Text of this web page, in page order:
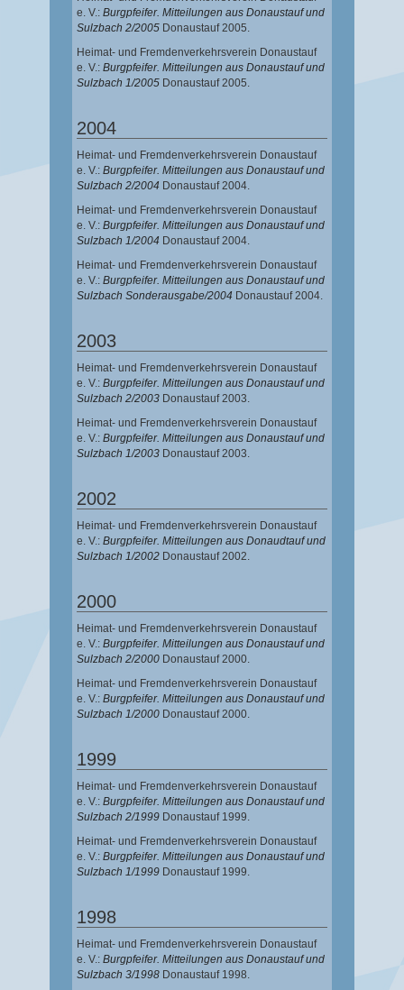
e. V.: Burgpfeifer. Mitteilungen aus Donaustauf und
Sulzbach 2/2005 Donaustauf 2005.
Heimat- und Fremdenverkehrsverein Donaustauf
e. V.: Burgpfeifer. Mitteilungen aus Donaustauf und
Sulzbach 1/2005 Donaustauf 2005.
2004
Heimat- und Fremdenverkehrsverein Donaustauf
e. V.: Burgpfeifer. Mitteilungen aus Donaustauf und
Sulzbach 2/2004 Donaustauf 2004.
Heimat- und Fremdenverkehrsverein Donaustauf
e. V.: Burgpfeifer. Mitteilungen aus Donaustauf und
Sulzbach 1/2004 Donaustauf 2004.
Heimat- und Fremdenverkehrsverein Donaustauf
e. V.: Burgpfeifer. Mitteilungen aus Donaustauf und
Sulzbach Sonderausgabe/2004 Donaustauf 2004.
2003
Heimat- und Fremdenverkehrsverein Donaustauf
e. V.: Burgpfeifer. Mitteilungen aus Donaustauf und
Sulzbach 2/2003 Donaustauf 2003.
Heimat- und Fremdenverkehrsverein Donaustauf
e. V.: Burgpfeifer. Mitteilungen aus Donaustauf und
Sulzbach 1/2003 Donaustauf 2003.
2002
Heimat- und Fremdenverkehrsverein Donaustauf
e. V.: Burgpfeifer. Mitteilungen aus Donaudtauf und
Sulzbach 1/2002 Donaustauf 2002.
2000
Heimat- und Fremdenverkehrsverein Donaustauf
e. V.: Burgpfeifer. Mitteilungen aus Donaustauf und
Sulzbach 2/2000 Donaustauf 2000.
Heimat- und Fremdenverkehrsverein Donaustauf
e. V.: Burgpfeifer. Mitteilungen aus Donaustauf und
Sulzbach 1/2000 Donaustauf 2000.
1999
Heimat- und Fremdenverkehrsverein Donaustauf
e. V.: Burgpfeifer. Mitteilungen aus Donaustauf und
Sulzbach 2/1999 Donaustauf 1999.
Heimat- und Fremdenverkehrsverein Donaustauf
e. V.: Burgpfeifer. Mitteilungen aus Donaustauf und
Sulzbach 1/1999 Donaustauf 1999.
1998
Heimat- und Fremdenverkehrsverein Donaustauf
e. V.: Burgpfeifer. Mitteilungen aus Donaustauf und
Sulzbach 3/1998 Donaustauf 1998.